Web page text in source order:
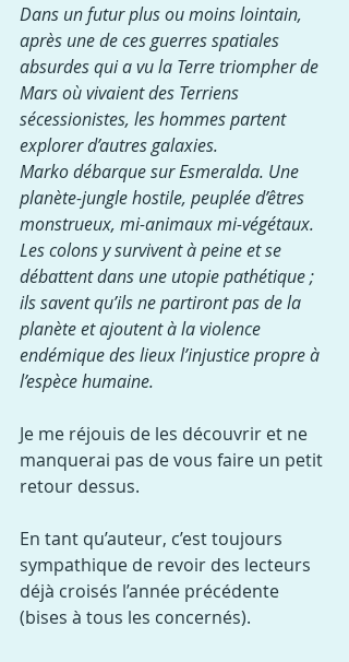
Dans un futur plus ou moins lointain,
après une de ces guerres spatiales
absurdes qui a vu la Terre triompher de
Mars où vivaient des Terriens
sécessionistes, les hommes partent
explorer d’autres galaxies.
Marko débarque sur Esmeralda. Une
planète-jungle hostile, peuplée d’êtres
monstrueux, mi-animaux mi-végétaux.
Les colons y survivent à peine et se
débattent dans une utopie pathétique ;
ils savent qu’ils ne partiront pas de la
planète et ajoutent à la violence
endémique des lieux l’injustice propre à
l’espèce humaine.
Je me réjouis de les découvrir et ne
manquerai pas de vous faire un petit
retour dessus.
En tant qu’auteur, c’est toujours
sympathique de revoir des lecteurs
déjà croisés l’année précédente
(bises à tous les concernés).